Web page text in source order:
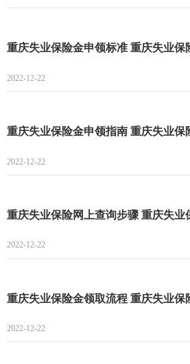
重庆失业保险金申领标准 重庆失业保
2022-12-22
重庆失业保险金申领指南 重庆失业保
2022-12-22
重庆失业保险网上查询步骤 重庆失业
2022-12-22
重庆失业保险金领取流程 重庆失业保
2022-12-22